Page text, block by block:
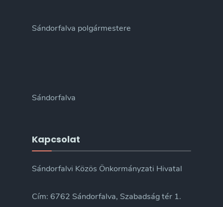
Sándorfalva polgármestere
Sándorfalva
Kapcsolat
Sándorfalvi Közös Önkormányzati Hivatal
Cím: 6762 Sándorfalva, Szabadság tér 1.